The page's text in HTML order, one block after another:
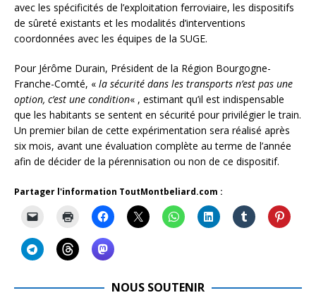
avec les spécificités de l’exploitation ferroviaire, les dispositifs
de sûreté existants et les modalités d’interventions
coordonnées avec les équipes de la SUGE.
Pour Jérôme Durain, Président de la Région Bourgogne-
Franche-Comté, « la sécurité dans les transports n’est pas une
option, c’est une condition« , estimant qu’il est indispensable
que les habitants se sentent en sécurité pour privilégier le train.
Un premier bilan de cette expérimentation sera réalisé après
six mois, avant une évaluation complète au terme de l’année
afin de décider de la pérennisation ou non de ce dispositif.
Partager l'information ToutMontbeliard.com :
NOUS SOUTENIR